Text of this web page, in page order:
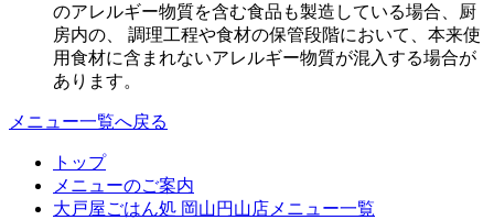
のアレルギー物質を含む食品も製造している場合、厨
房内の、 調理工程や食材の保管段階において、本来使
用食材に含まれないアレルギー物質が混入する場合が
あります。
メニュー一覧へ戻る
トップ
メニューのご案内
大戸屋ごはん処 岡山円山店メニュー一覧